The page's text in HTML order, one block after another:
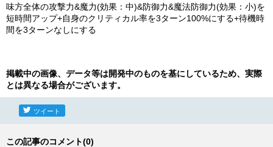
味方全体の攻撃力&魔力(効果：中)&防御力&魔法防御力(効果：小)を
短時間アップ+自身のクリティカル率を3ターン100%にする+待機時
間を3ターンなしにする
掲載中の画像、データ等は開発中のものを基にしているため、実際
とは異なる場合がございます。
ツイート
この記事のコメント(0)